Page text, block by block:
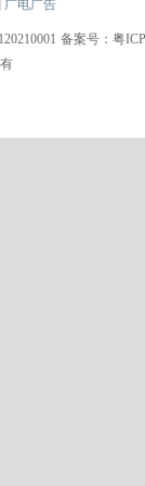
| 广电广告
备案号：粤